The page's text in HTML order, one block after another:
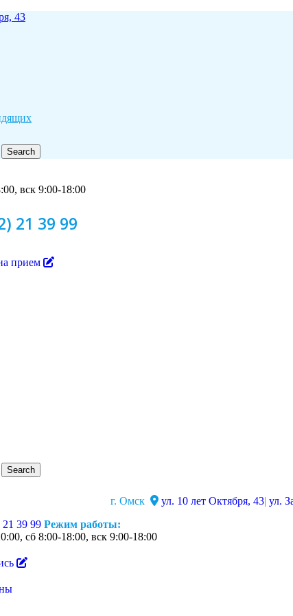
43
Search
вск 9:00-18:00
21 39 99
прием
Search
г. Омск ул. 10 лет Октября, 43| ул.
39 99 Режим работы:
сб 8:00-18:00, вск 9:00-18:00